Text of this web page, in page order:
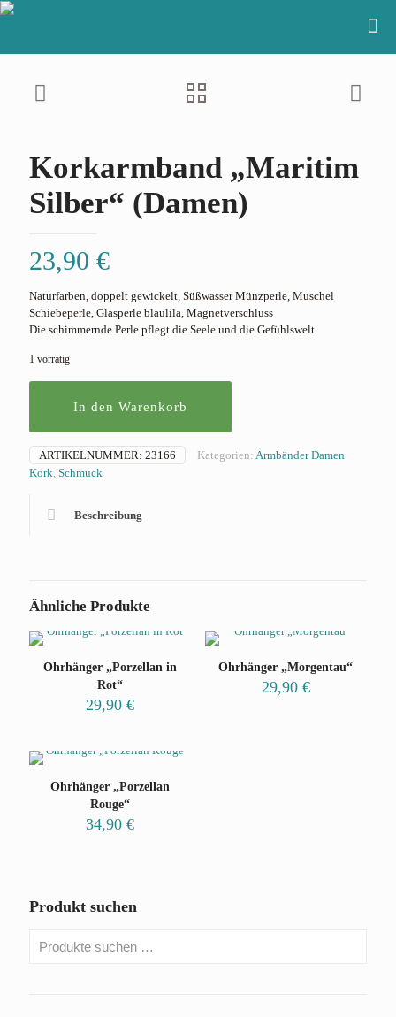
Korkarmband „Maritim
Silber“ (Damen)
23,90 €
Naturfarben, doppelt gewickelt, Süßwasser Münzperle, Muschel
Schiebeperle, Glasperle blaulila, Magnetverschluss
Die schimmernde Perle pflegt die Seele und die Gefühlswelt
1 vorrätig
In den Warenkorb
ARTIKELNUMMER: 23166 Kategorien: Armbänder Damen
Kork, Schmuck
Beschreibung
Ähnliche Produkte
Ohrhänger „Porzellan in
Rot“
29,90€
Ohrhänger „Morgentau“
29,90 €
Ohrhänger „Porzellan
Rouge“
34,90€
Produkt suchen